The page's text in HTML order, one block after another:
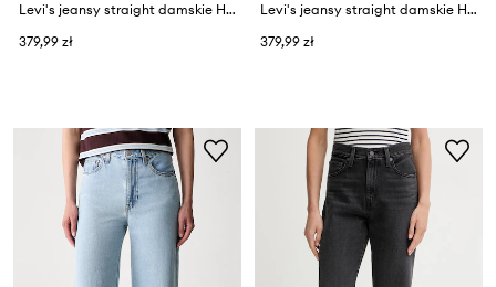
Levi's jeansy straight damskie HIGH WAISTED STRAIGHT
379,99 zł
Levi's jeansy straight damskie HIGH WAISTED STRAIGHT
379,99 zł